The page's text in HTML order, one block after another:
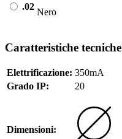
.02
Nero
Caratteristiche tecniche
Elettrificazione: 350mA
Grado IP:
20
Dimensioni: